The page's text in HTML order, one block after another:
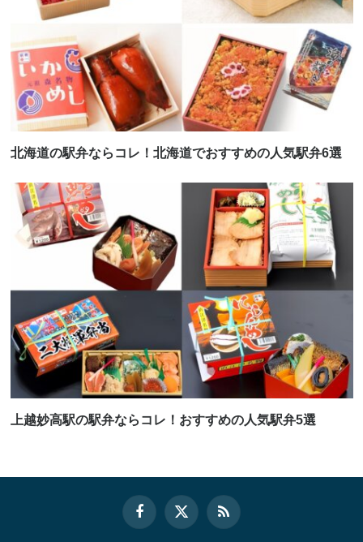
北海道の駅弁ならコレ！北海道でおすすめの人気駅弁6選
上越妙高駅の駅弁ならコレ！おすすめの人気駅弁5選
FacebookX
RSS